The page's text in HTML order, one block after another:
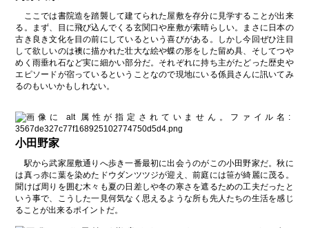
ここでは書院造を踏襲して建てられた屋敷を存分に見学することが出来
る。まず、目に飛び込んでくる玄関口や座敷が素晴らしい。まさに日本の
古き良き文化を目の前にしているという喜びがある。しかし今回ぜひ注目
して欲しいのは襖に描かれた壮大な絵や蝶の形をした留め具、そしてつや
めく雨垂れ石など実に細かい部分だ。それぞれに持ち主がたどった歴史や
エピソードが宿っているということなので現地にいる係員さんに訊いてみ
るのもいいかもしれない。
小田野家
駅から武家屋敷通りへ歩き一番最初に出会うのがこの小田野家だ。秋に
は真っ赤に葉を染めたドウダンツツジが迎え、前庭には笹が綺麗に茂る。
聞けば周りを囲む木々も夏の日差しや冬の寒さを遮るための工夫だったと
いう事で、こうした一見何気なく思えるような所も先人たちの生活を感じ
ることが出来るポイントだ。